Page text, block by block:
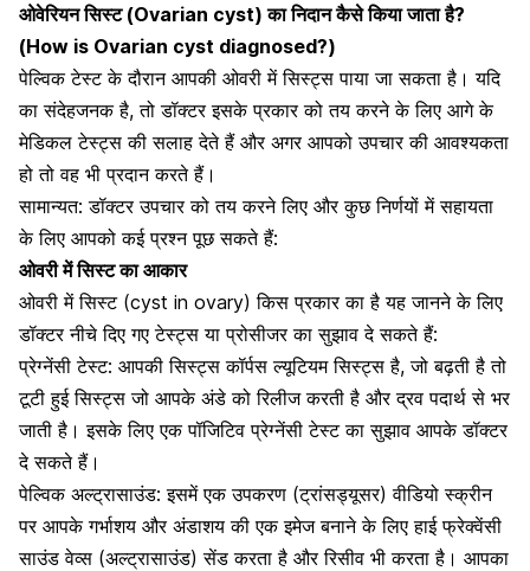
ओवेरियन सिस्ट (Ovarian cyst) का निदान कैसे किया जाता है?
(How is Ovarian cyst diagnosed?)
पेल्विक टेस्ट के दौरान आपकी ओवरी में सिस्ट्स पाया जा सकता है। यदि
का संदेहजनक है, तो डॉक्टर इसके प्रकार को तय करने के लिए आगे के
मेडिकल टेस्ट्स की सलाह देते हैं और अगर आपको उपचार की आवश्यकता
हो तो वह भी प्रदान करते हैं।
सामान्यत: डॉक्टर उपचार को तय करने लिए और कुछ निर्णयों में सहायता
के लिए आपको कई प्रश्न पूछ सकते हैं:
ओवरी में सिस्ट का आकार
ओवरी में सिस्ट (cyst in ovary) किस प्रकार का है यह जानने के लिए
डॉक्टर नीचे दिए गए टेस्ट्स या प्रोसीजर का सुझाव दे सकते हैं:
प्रेग्नेंसी टेस्ट: आपकी सिस्ट्स कॉर्पस ल्यूटियम सिस्ट्स है, जो बढ़ती है तो
टूटी हुई सिस्ट्स जो आपके अंडे को रिलीज करती है और द्रव पदार्थ से भर
जाती है। इसके लिए एक पॉजिटिवप्रेग्नेंसी टेस्टका सुझाव आपके डॉक्टर
दे सकते हैं।
पेल्विक अल्ट्रासाउंड: इसमें एक उपकरण (ट्रांसड्यूसर) वीडियो स्क्रीन
पर आपके गर्भाशय और अंडाशय की एक इमेज बनाने के लिए हाई फ्रेक्वेंसी
साउंड वेव्स (अल्ट्रासाउंड) सेंड करता है और रिसीव भी करता है। आपका